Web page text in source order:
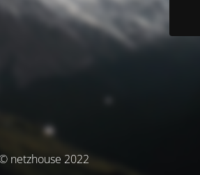
netzhouse 2022